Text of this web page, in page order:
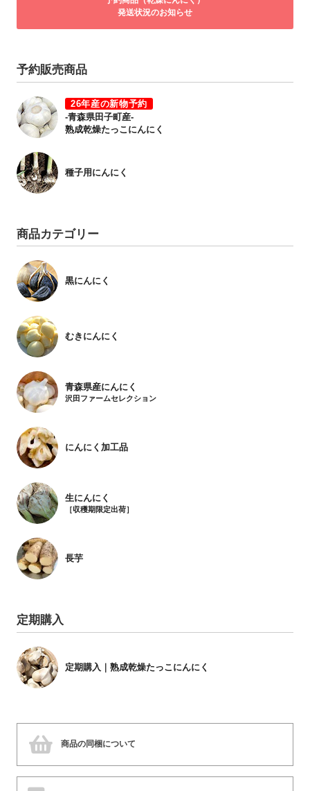
発送状況のお知らせ
予約販売商品
26年産の新物予約
-青森県田子町産-
熟成乾燥たっこにんにく
種子用にんにく
商品カテゴリー
黒にんにく
むきにんにく
青森県産にんにく
沢田ファームセレクション
にんにく加工品
生にんにく
［収穫期限定出荷］
長芋
定期購入
定期購入｜熟成乾燥たっこにんにく
商品の同梱について